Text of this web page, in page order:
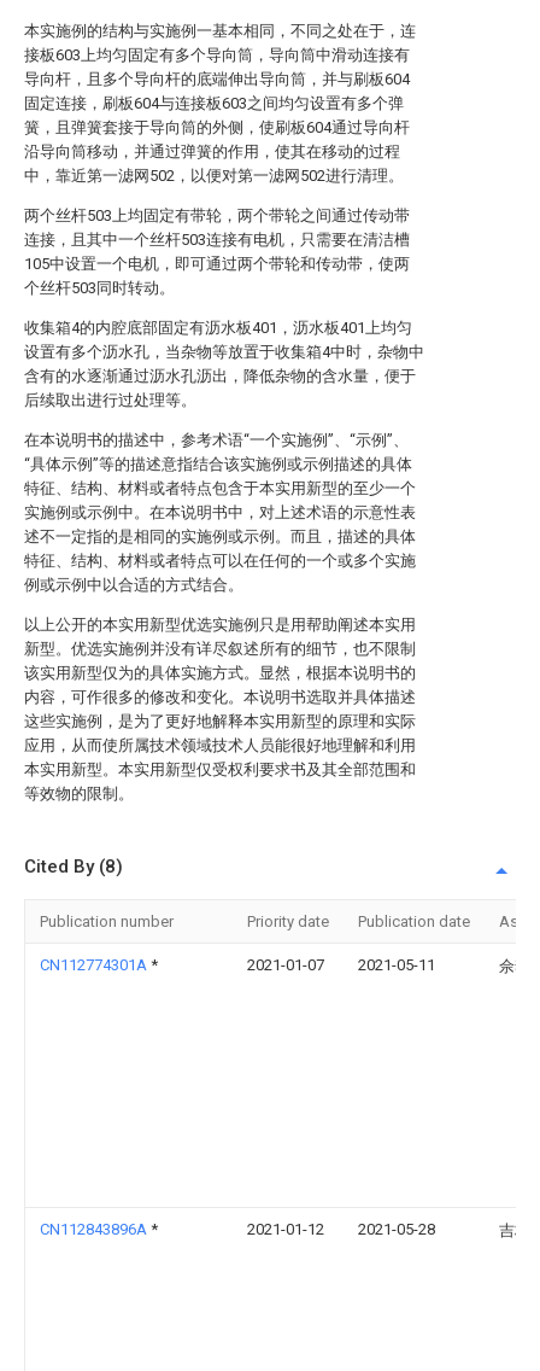
本实施例的结构与实施例一基本相同，不同之处在于，连
接板603上均匀固定有多个导向筒，导向筒中滑动连接有
导向杆，且多个导向杆的底端伸出导向筒，并与刷板604
固定连接，刷板604与连接板603之间均匀设置有多个弹
簧，且弹簧套接于导向筒的外侧，使刷板604通过导向杆
沿导向筒移动，并通过弹簧的作用，使其在移动的过程
中，靠近第一滤网502，以便对第一滤网502进行清理。
两个丝杆503上均固定有带轮，两个带轮之间通过传动带
连接，且其中一个丝杆503连接有电机，只需要在清洁槽
105中设置一个电机，即可通过两个带轮和传动带，使两
个丝杆503同时转动。
收集箱4的内腔底部固定有沥水板401，沥水板401上均匀
设置有多个沥水孔，当杂物等放置于收集箱4中时，杂物中
含有的水逐渐通过沥水孔沥出，降低杂物的含水量，便于
后续取出进行过处理等。
在本说明书的描述中，参考术语“一个实施例”、“示例”、
“具体示例”等的描述意指结合该实施例或示例描述的具体
特征、结构、材料或者特点包含于本实用新型的至少一个
实施例或示例中。在本说明书中，对上述术语的示意性表
述不一定指的是相同的实施例或示例。而且，描述的具体
特征、结构、材料或者特点可以在任何的一个或多个实施
例或示例中以合适的方式结合。
以上公开的本实用新型优选实施例只是用帮助阐述本实用
新型。优选实施例并没有详尽叙述所有的细节，也不限制
该实用新型仅为的具体实施方式。显然，根据本说明书的
内容，可作很多的修改和变化。本说明书选取并具体描述
这些实施例，是为了更好地解释本实用新型的原理和实际
应用，从而使所属技术领域技术人员能很好地理解和利用
本实用新型。本实用新型仅受权利要求书及其全部范围和
等效物的限制。
Cited By (8)
Publication number Priority date Publication date
CN112774301A * 2021-01-07 2021-05-11 佘李
CN112843896A * 2021-01-12 2021-05-28 吉林